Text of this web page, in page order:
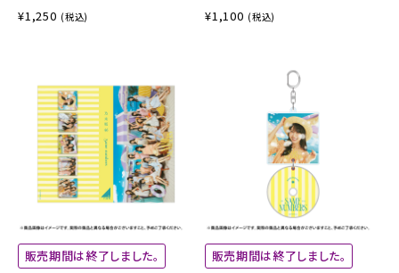
¥1,250 (税込)
¥1,100 (税込)
販売期間は終了しました。
販売期間は終了しました。